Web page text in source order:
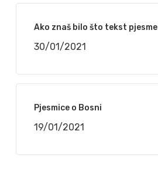
Ako znaš bilo što tekst pjesme
30/01/2021
Pjesmice o Bosni
19/01/2021